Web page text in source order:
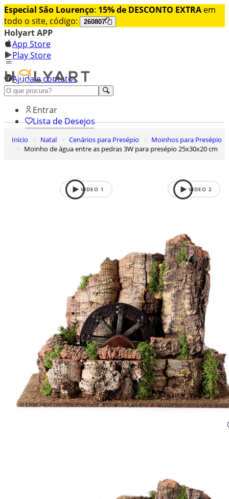
Especial São Lourenço: 15% de DESCONTO EXTRA em
todo o site, código:
260807
Holyart APP
App Store
Play Store
Ajuda e contatos
Conheça premium
Entrar
Lista de Desejos
Carrinho de Compras
Inicio Natal Cenários para Presépio
Moinhos para Presépio
Moinho de água entre as pedras 3W para presépio 25x30x20 cm
VIDEO 1 VIDEO 2